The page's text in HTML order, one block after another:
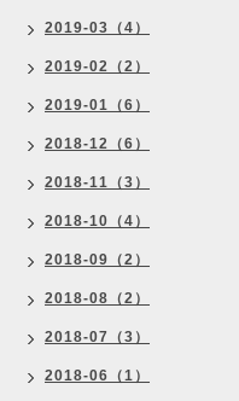
2019-03（4）
2019-02（2）
2019-01（6）
2018-12（6）
2018-11（3）
2018-10（4）
2018-09（2）
2018-08（2）
2018-07（3）
2018-06（1）